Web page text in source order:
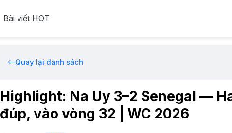
Bài viết HOT
Quay lại danh sách
Highlight: Na Uy 3–2 Senegal —
đúp, vào vòng 32 | WC 2026